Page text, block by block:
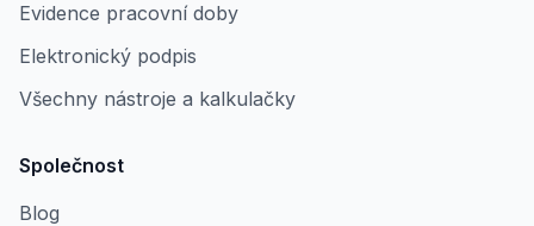
Evidence pracovní doby
Elektronický podpis
Všechny nástroje a kalkulačky
Společnost
Blog